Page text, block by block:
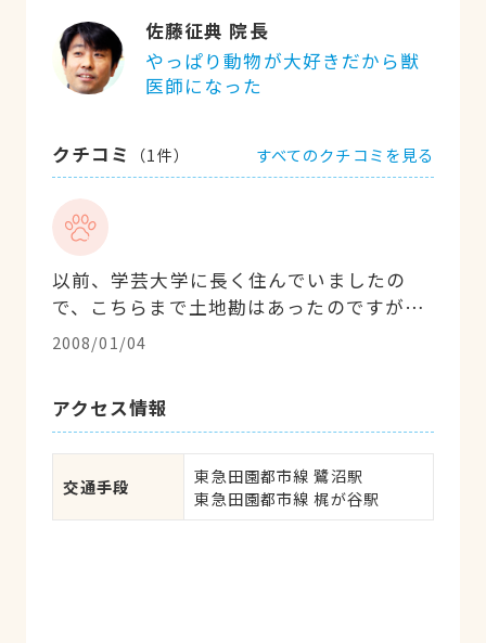
佐藤征典 院長
やっぱり動物が大好きだから獣
医師になった
クチコミ （1件） すべてのクチコミを見る
以前、学芸大学に長く住んでいましたの
で、こちらまで土地勘はあったのですが、
ここ15年程は実家近くの東東京におりまし
て首都高速の端から端まで走って通ってい
いるので、かなり多くの獣医さんのお世話
の獣医さんに出会えましたので片道1時間
半の遠い道のりも苦ではありません。薬や
2008/01/04
アクセス情報
交通手段
東急田園都市線 鷺沼駅
東急田園都市線 梶が谷駅